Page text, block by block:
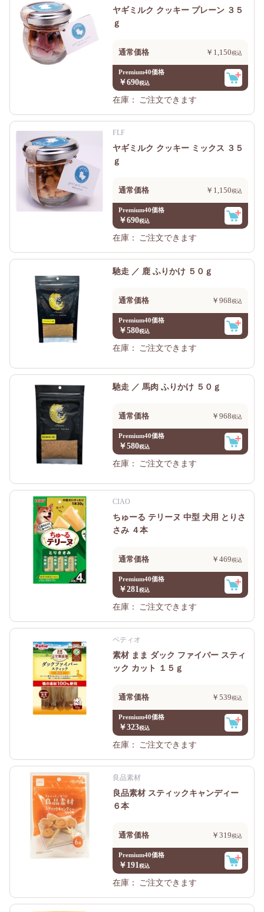
ヤギミルク クッキー プレーン ３５
ｇ
通常価格 ￥1,150
Premium40価格
￥690
在庫：
ご注文できます
FLF
ヤギミルク クッキー ミックス ３５
ｇ
通常価格 ￥1,150
Premium40価格
￥690
在庫：
ご注文できます
馳走 ／ 鹿 ふりかけ ５０ｇ
通常価格 ￥968
Premium40価格
￥580
在庫：
ご注文できます
馳走 ／ 馬肉 ふりかけ ５０ｇ
通常価格 ￥968
Premium40価格
￥580
在庫：
ご注文できます
CIAO
ちゅーる テリーヌ 中型 犬用 とりさ
さみ ４本
通常価格 ￥469
Premium40価格
￥281
在庫：
ご注文できます
ペティオ
素材 まま ダック ファイバー スティ
ック カット １５ｇ
通常価格 ￥539
Premium40価格
￥323
在庫：
ご注文できます
良品素材
良品素材 スティックキャンディー
６本
通常価格 ￥319
Premium40価格
￥191
在庫：
ご注文できます